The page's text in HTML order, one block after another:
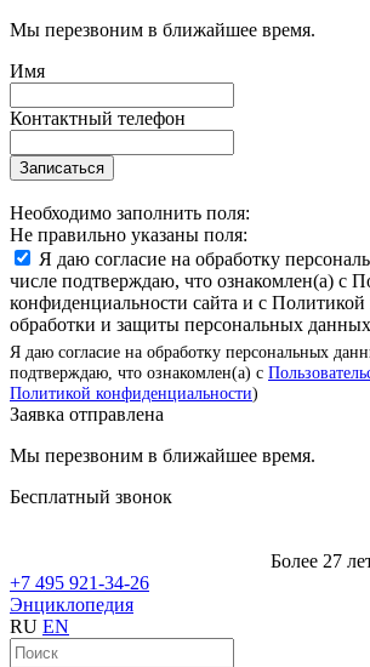
Мы перезвоним в ближайшее время.
Имя
Контактный телефон
Записаться
Необходимо заполнить поля:
Не правильно указаны поля:
Я даю согласие на обработку
числе подтверждаю, что ознакомлен(а) с
конфиденциальности сайта и с
обработки и защиты персональных
Я даю согласие на обработку персональных
подтверждаю, что ознакомлен(а) с
Политикой конфиденциальности)
Заявка отправлена
Мы перезвоним в ближайшее время.
Бесплатный звонок
Более 27
+7 495 921-34-26
Энциклопедия
RU EN